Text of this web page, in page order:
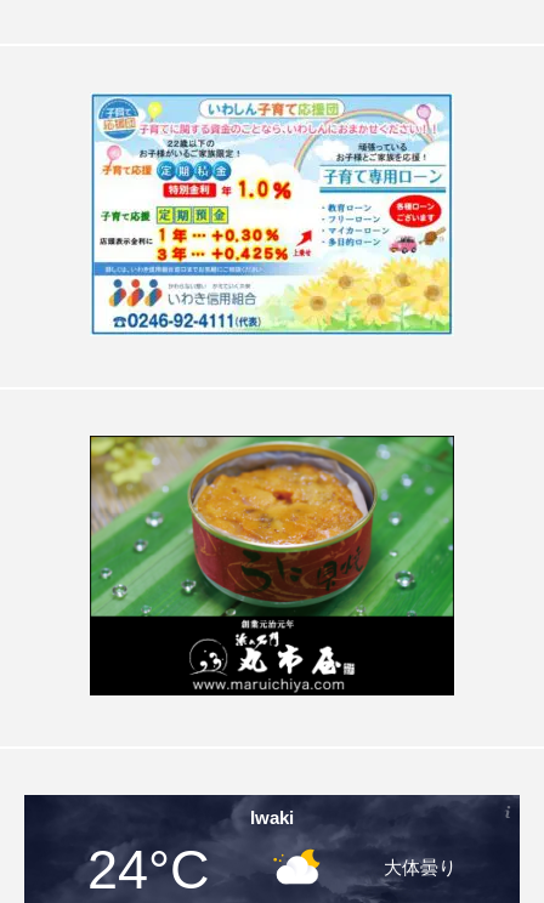
Iwaki
24°C 大体曇り